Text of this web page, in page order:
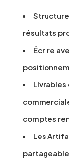
résultats
Écrire
comptes
Les